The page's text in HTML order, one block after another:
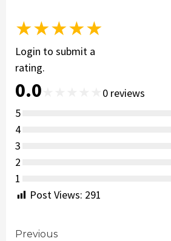
★★★★★
Login to submit a
rating.
0.0 0 reviews
5
4
3
2
1
Post Views: 291
Previous